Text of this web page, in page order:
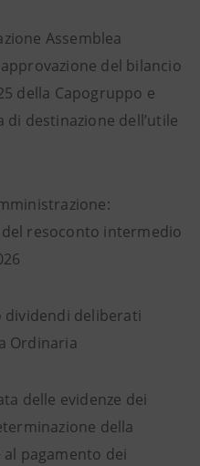
Assemblea
del bilancio
della Capogruppo e
destinazione dell’utile
resoconto intermedio
dividendi deliberati
Ordinaria
delle evidenze dei
della
pagamento dei